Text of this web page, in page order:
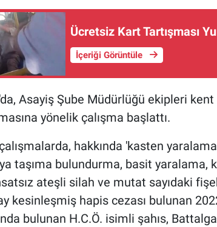
Ücretsiz Kart Tartışması
İçeriği Görüntüle
Asayiş Şube Müdürlüğü ekipleri kent
yönelik çalışma başlattı.
hakkında 'kasten
taşıma bulundurma, basit yaralama,
ateşli silah ve mutat sayıdaki
kesinleşmiş hapis cezası bulunan
bulunan H.C.Ö. isimli şahıs,